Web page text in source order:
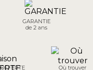
GARANTIE
de 2 ans
Où trouver